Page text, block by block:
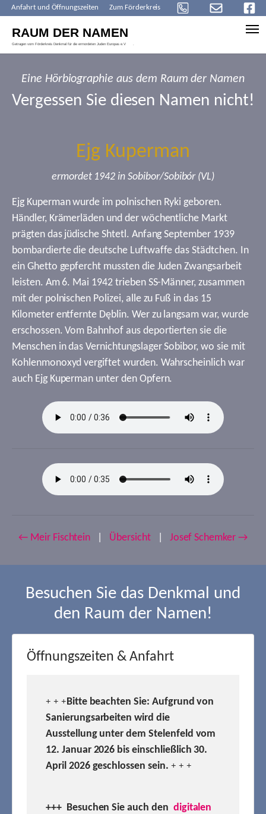
Anfahrt und Öffnungszeiten Zum Förderkreis
Eine Hörbiographie aus dem Raum der Namen
Vergessen Sie diesen Namen nicht!
Ejg Kuperman
ermordet 1942 in Sobibor/Sobibór (VL)
Ejg Kuperman wurde im polnischen Ryki geboren.
Händler, Krämerläden und der wöchentliche Markt
prägten das jüdische Shtetl. Anfang September 1939
bombardierte die deutsche Luftwaffe das Städtchen. In
ein Ghetto gepfercht mussten die Juden Zwangsarbeit
leisten. Am 6. Mai 1942 trieben SS-Männer, zusammen
mit der polnischen Polizei, alle zu Fuß in das 15
Kilometer entfernte Dęblin. Wer zu langsam war, wurde
erschossen. Vom Bahnhof aus deportierten sie die
Menschen in das Vernichtungslager Sobibor, wo sie mit
Kohlenmonoxyd vergiftet wurden. Wahrscheinlich war
auch Ejg Kuperman unter den Opfern.
← Meir Fischtein Übersicht Josef Schemker →
Besuchen Sie das Denkmal und
den Raum der Namen!
Öffnungszeiten & Anfahrt
+ + +Bitte beachten Sie: Aufgrund von
Sanierungsarbeiten wird die
Ausstellung unter dem Stelenfeld vom
12. Januar 2026 bis einschließlich 30.
April 2026 geschlossen sein. + + +
+++ Besuchen Sie auch den digitalen